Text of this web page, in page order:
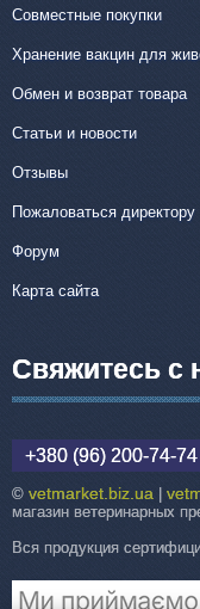
Совместные покупки
Хранение вакцин для
Обмен и возврат товара
Статьи и новости
Отзывы
Пожаловаться директору
Форум
Карта сайта
Свяжитесь с
+380 (96) 200-74-74
© vetmarket.biz.ua
магазин ветеринарных
Вся продукция